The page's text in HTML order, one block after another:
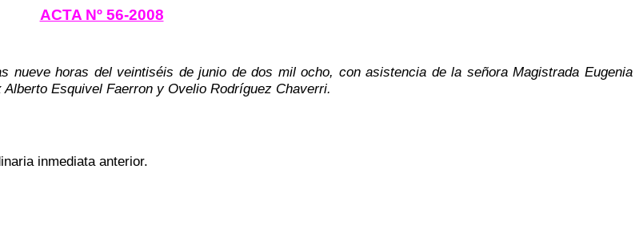
ACTA Nº 56-2008
nueve horas del veintiséis de junio de dos mil ocho, con asistencia de la señora Magistrada Eugenia
Esquivel Faerron y Ovelio Rodríguez Chaverri.
inmediata anterior.